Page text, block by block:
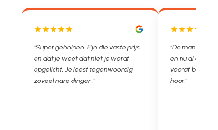
"Super geholpen. Fijn die vaste prijs
en dat je weet dat niet je wordt
opgelicht. Je leest tegenwoordig
zoveel nare dingen."
"De man rijden
en nu al
vooraf
hoor."